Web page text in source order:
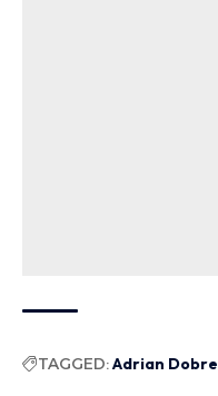
TAGGED:Adrian Dobre